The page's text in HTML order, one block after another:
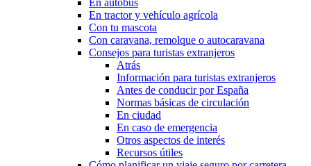
En autobús
En tractor y vehículo agrícola
Con tu mascota
Con caravana, remolque o autocaravana
Consejos para turistas extranjeros
Atrás
Información para turistas extranjeros
Antes de conducir por España
Normas básicas de circulación
En ciudad
En caso de emergencia
Otros aspectos de interés
Recursos útiles